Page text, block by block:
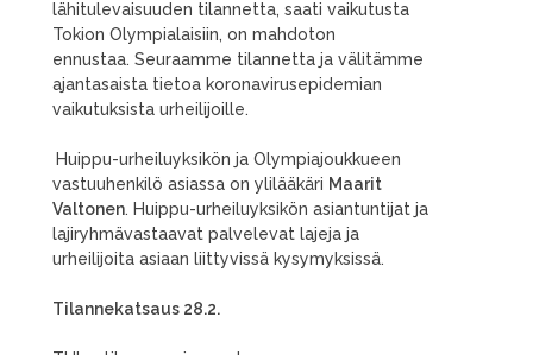
lähitulevaisuuden tilannetta, saati vaikutusta
Tokion Olympialaisiin, on mahdoton
ennustaa. Seuraamme tilannetta ja välitämme
ajantasaista tietoa koronavirusepidemian
vaikutuksista urheilijoille.
Huippu-urheiluyksikön ja Olympiajoukkueen
vastuuhenkilö asiassa on ylilääkäri Maarit
Valtonen. Huippu-urheiluyksikön asiantuntijat ja
lajiryhmävastaavat palvelevat lajeja ja
urheilijoita asiaan liittyvissä kysymyksissä.
Tilannekatsaus 28.2.